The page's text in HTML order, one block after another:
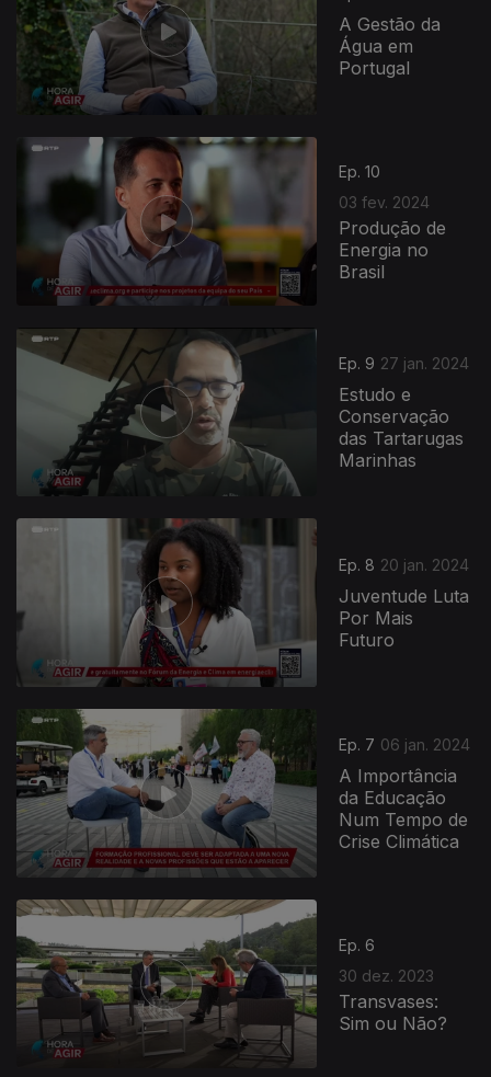
A Gestão da
Água em
Portugal
Ep. 10
03 fev. 2024
Produção de
Energia no
Brasil
Ep. 9 27 jan. 2024
Estudo e
Conservação
das Tartarugas
Marinhas
744069
Ep. 8 20 jan. 2024
Juventude Luta
Por Mais
Futuro
Ep. 7 06 jan. 2024
A Importância
da Educação
Num Tempo de
Crise Climática
Ep. 6
30 dez. 2023
Transvases:
Sim ou Não?